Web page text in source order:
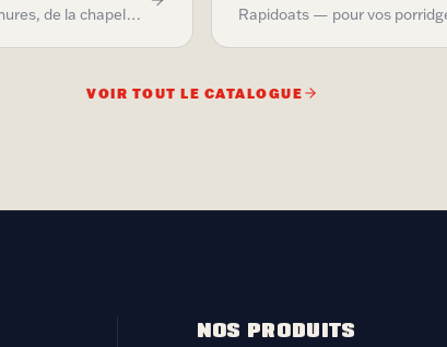
Pour réussir tous vos enrobages & panures, de la chapelure fine traditionnelle à l'ultra croustillante façon street food.
VOIR TOUT LE CATALOGUE
NOS PRODUITS